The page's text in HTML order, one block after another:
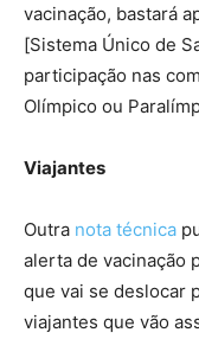
vacinação, bastará
[Sistema Único de
participação nas
Olímpico ou
Viajantes
Outra nota técnica
alerta de vacinação
que vai se deslocar
viajantes que vão